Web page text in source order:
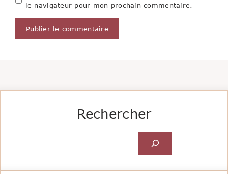
le navigateur pour mon prochain commentaire.
Rechercher